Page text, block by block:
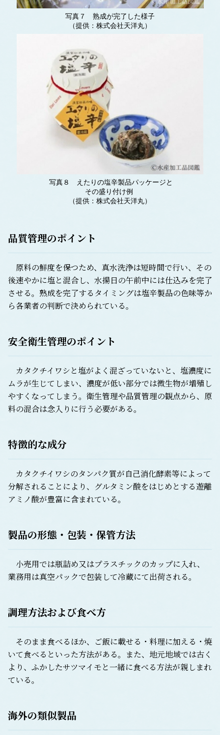
写真７ 熟成が完了した様子
（提供：株式会社天洋丸）
写真８ えたりの塩辛製品パッケージと
その盛り付け例
（提供：株式会社天洋丸）
品質管理のポイント
原料の鮮度を保つため、真水洗浄は短時間で行い、その
後速やかに塩と混合し、水揚日の午前中には仕込みを完了
させる。熟成を完了するタイミングは塩辛製品の色味等か
ら各業者の判断で決められている。
安全衛生管理のポイント
カタクチイワシと塩がよく混ざっていないと、塩濃度に
ムラが生じてしまい、濃度が低い部分では微生物が増殖し
やすくなってしまう。衛生管理や品質管理の観点から、原
料の混合は念入りに行う必要がある。
特徴的な成分
カタクチイワシのタンパク質が自己消化酵素等によって
分解されることにより、グルタミン酸をはじめとする遊離
アミノ酸が豊富に含まれている。
製品の形態・包装・保管方法
小売用では瓶詰め又はプラスチックのカップに入れ、
業務用は真空パックで包装して冷蔵にて出荷される。
調理方法および食べ方
そのまま食べるほか、ご飯に載せる・料理に加える・焼
いて食べるといった方法がある。また、地元地域では古く
より、ふかしたサツマイモと一緒に食べる方法が親しまれ
ている。
海外の類似製品